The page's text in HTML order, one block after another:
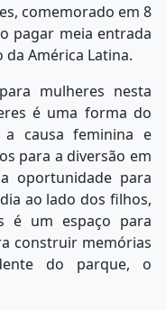
comemorado em 8
pagar meia entrada
América Latina.
mulheres nesta
é uma forma do
a causa feminina e
para a diversão em
oportunidade para
ao lado dos filhos,
é um espaço para
construir memórias
do parque, o